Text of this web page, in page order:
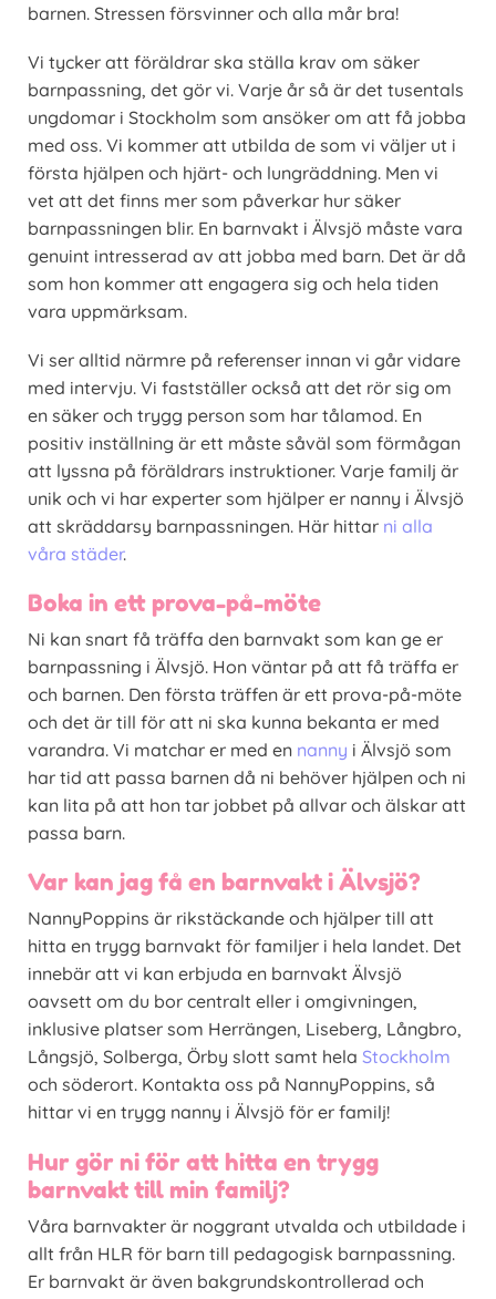
barnen. Stressen försvinner och alla mår bra!
Vi tycker att föräldrar ska ställa krav om säker
barnpassning, det gör vi. Varje år så är det tusentals
ungdomar i Stockholm som ansöker om att få jobba
med oss. Vi kommer att utbilda de som vi väljer ut i
första hjälpen och hjärt- och lungräddning. Men vi
vet att det finns mer som påverkar hur säker
barnpassningen blir. En barnvakt i Älvsjö måste vara
genuint intresserad av att jobba med barn. Det är då
som hon kommer att engagera sig och hela tiden
vara uppmärksam.
Vi ser alltid närmre på referenser innan vi går vidare
med intervju. Vi fastställer också att det rör sig om
en säker och trygg person som har tålamod. En
positiv inställning är ett måste såväl som förmågan
att lyssna på föräldrars instruktioner. Varje familj är
unik och vi har experter som hjälper er nanny i Älvsjö
att skräddarsy barnpassningen. Här hittar ni alla
våra städer.
Boka in ett prova-på-möte
Ni kan snart få träffa den barnvakt som kan ge er
barnpassning i Älvsjö. Hon väntar på att få träffa er
och barnen. Den första träffen är ett prova-på-möte
och det är till för att ni ska kunna bekanta er med
varandra. Vi matchar er med en nanny i Älvsjö som
har tid att passa barnen då ni behöver hjälpen och ni
kan lita på att hon tar jobbet på allvar och älskar att
passa barn.
Var kan jag få en barnvakt i Älvsjö?
NannyPoppins är rikstäckande och hjälper till att
hitta en trygg barnvakt för familjer i hela landet. Det
innebär att vi kan erbjuda en barnvakt Älvsjö
oavsett om du bor centralt eller i omgivningen,
inklusive platser som Herrängen, Liseberg, Långbro,
Långsjö, Solberga, Örby slott samt hela Stockholm
och söderort. Kontakta oss på NannyPoppins, så
hittar vi en trygg nanny i Älvsjö för er familj!
Hur gör ni för att hitta en trygg
barnvakt till min familj?
Våra barnvakter är noggrant utvalda och utbildade i
allt från HLR för barn till pedagogisk barnpassning.
Er barnvakt är även bakgrundskontrollerad och